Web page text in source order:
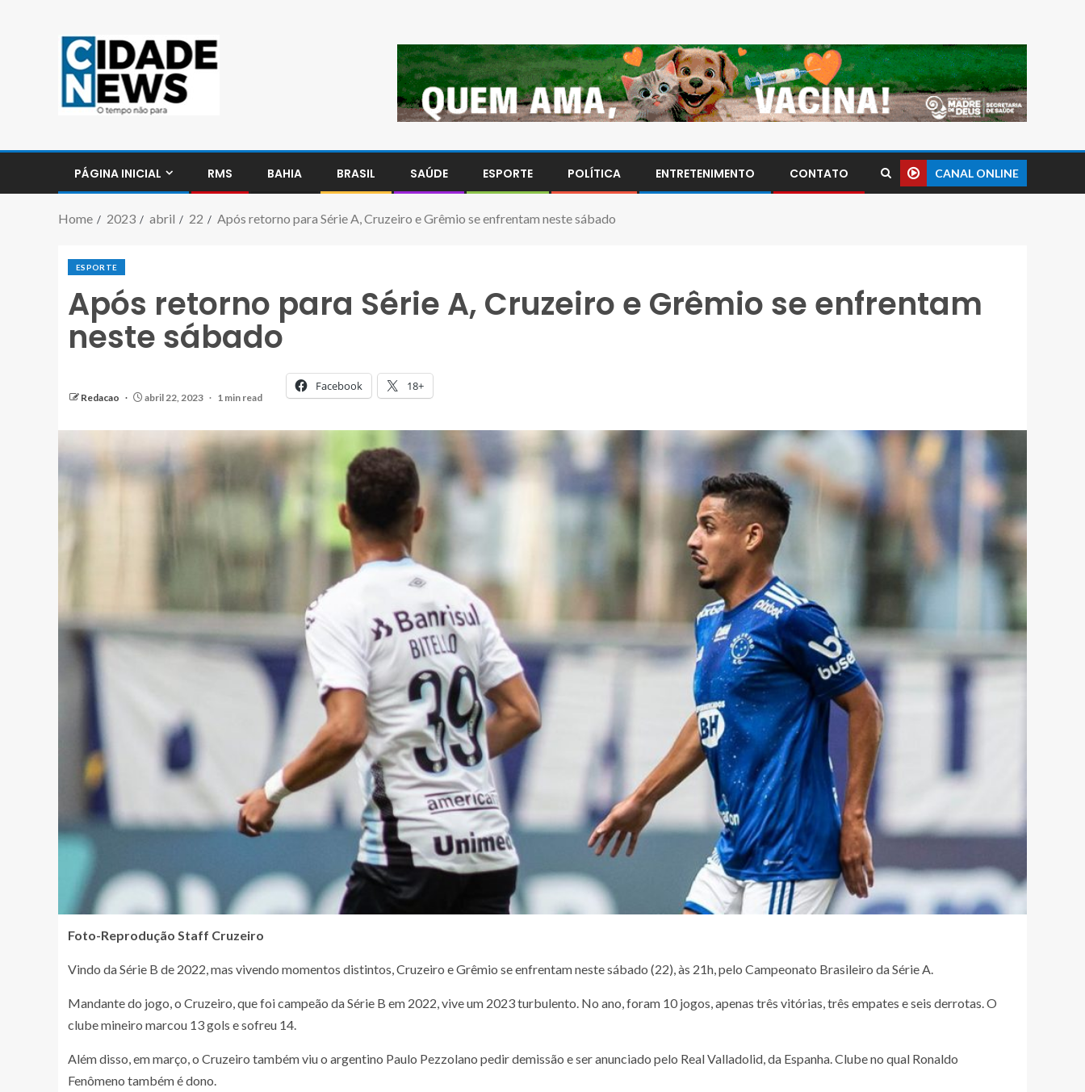
PÁGINA INICIAL RMS BAHIA BRASIL SAÚDE ESPORTE POLÍTICA ENTRETENIMENTO CONTATO CANAL ONLINE
Home 2023 abril 22 Após retorno para Série A, Cruzeiro e Grêmio se enfrentam neste sábado
ESPORTE
Após retorno para Série A, Cruzeiro e Grêmio se enfrentam
neste sábado
Redacao abril 22, 2023 1 min read
Facebook 18+
Foto-Reprodução Staff Cruzeiro
Vindo da Série B de 2022, mas vivendo momentos distintos, Cruzeiro e Grêmio se enfrentam neste sábado (22), às 21h, pelo Campeonato Brasileiro da Série A.
Mandante do jogo, o Cruzeiro, que foi campeão da Série B em 2022, vive um 2023 turbulento. No ano, foram 10 jogos, apenas três vitórias, três empates e seis derrotas. O
clube mineiro marcou 13 gols e sofreu 14.
Além disso, em março, o Cruzeiro também viu o argentino Paulo Pezzolano pedir demissão e ser anunciado pelo Real Valladolid, da Espanha. Clube no qual Ronaldo
Fenômeno também é dono.